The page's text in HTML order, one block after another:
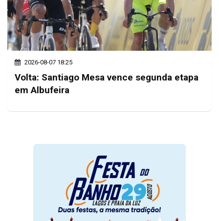
2026-08-07 18:25
Volta: Santiago Mesa vence segunda etapa
em Albufeira